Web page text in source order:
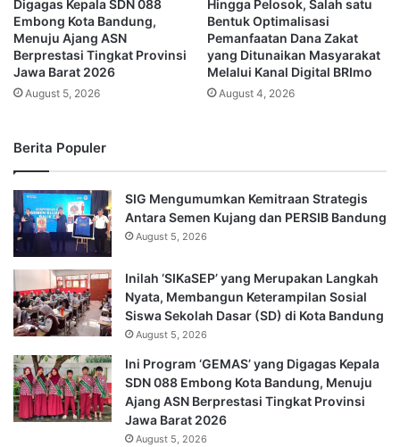
Digagas Kepala SDN 088
Embong Kota Bandung,
Menuju Ajang ASN
Berprestasi Tingkat Provinsi
Jawa Barat 2026
August 5, 2026
Hingga Pelosok, Salah satu
Bentuk Optimalisasi
Pemanfaatan Dana Zakat
yang Ditunaikan Masyarakat
Melalui Kanal Digital BRImo
August 4, 2026
Berita Populer
SIG Mengumumkan Kemitraan Strategis
Antara Semen Kujang dan PERSIB Bandung
August 5, 2026
Inilah ‘SIKaSEP’ yang Merupakan Langkah
Nyata, Membangun Keterampilan Sosial
Siswa Sekolah Dasar (SD) di Kota Bandung
August 5, 2026
Ini Program ‘GEMAS’ yang Digagas Kepala
SDN 088 Embong Kota Bandung, Menuju
Ajang ASN Berprestasi Tingkat Provinsi
Jawa Barat 2026
August 5, 2026